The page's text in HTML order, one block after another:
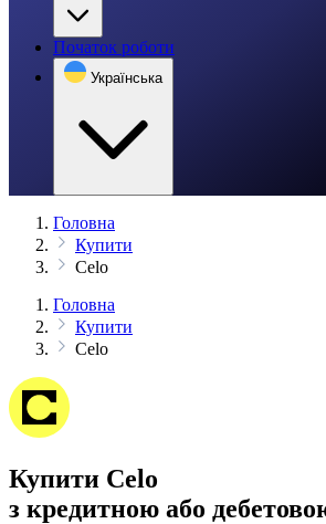
Початок роботи
Українська
Головна
Купити
Celo
Головна
Купити
Celo
Купити Celo
з кредитною або